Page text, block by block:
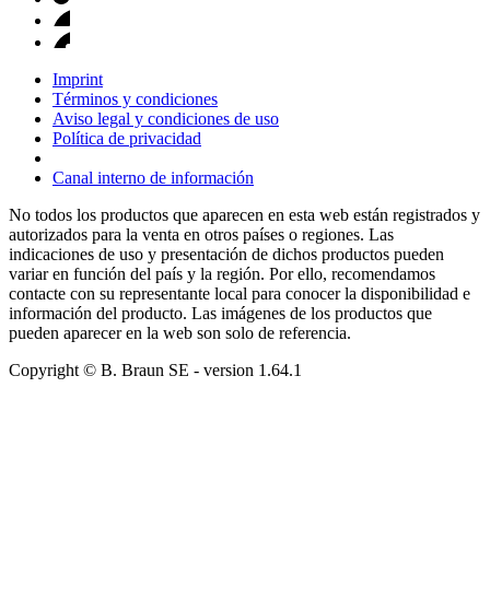
Imprint
Términos y condiciones
Aviso legal y condiciones de uso
Política de privacidad
Canal interno de información
No todos los productos que aparecen en esta web están registrados y
autorizados para la venta en otros países o regiones. Las
indicaciones de uso y presentación de dichos productos pueden
variar en función del país y la región. Por ello, recomendamos
contacte con su representante local para conocer la disponibilidad e
información del producto. Las imágenes de los productos que
pueden aparecer en la web son solo de referencia.
Copyright © B. Braun SE - version 1.64.1